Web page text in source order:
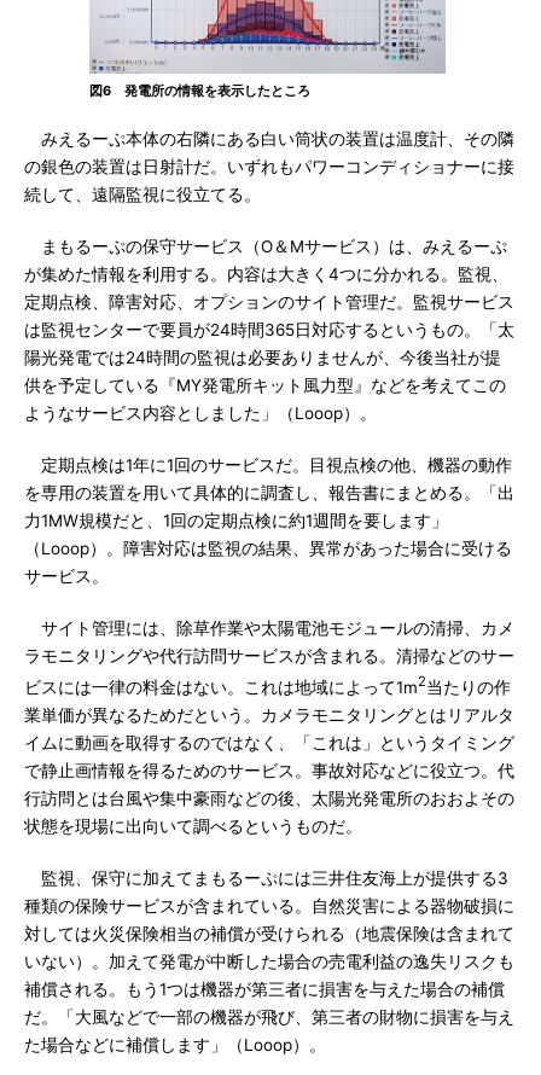
図6 発電所の情報を表示したところ
みえるーぷ本体の右隣にある白い筒状の装置は温度計、その隣
の銀色の装置は日射計だ。いずれもパワーコンディショナーに接
続して、遠隔監視に役立てる。
まもるーぷの保守サービス（O＆Mサービス）は、みえるーぷ
が集めた情報を利用する。内容は大きく4つに分かれる。監視、
定期点検、障害対応、オプションのサイト管理だ。監視サービス
は監視センターで要員が24時間365日対応するというもの。「太
陽光発電では24時間の監視は必要ありませんが、今後当社が提
供を予定している『MY発電所キット風力型』などを考えてこの
ようなサービス内容としました」（Looop）。
定期点検は1年に1回のサービスだ。目視点検の他、機器の動作
を専用の装置を用いて具体的に調査し、報告書にまとめる。「出
力1MW規模だと、1回の定期点検に約1週間を要します」
（Looop）。障害対応は監視の結果、異常があった場合に受ける
サービス。
サイト管理には、除草作業や太陽電池モジュールの清掃、カメ
ラモニタリングや代行訪問サービスが含まれる。清掃などのサー
ビスには一律の料金はない。これは地域によって1m2当たりの作
業単価が異なるためだという。カメラモニタリングとはリアルタ
イムに動画を取得するのではなく、「これは」というタイミング
で静止画情報を得るためのサービス。事故対応などに役立つ。代
行訪問とは台風や集中豪雨などの後、太陽光発電所のおおよその
状態を現場に出向いて調べるというものだ。
監視、保守に加えてまもるーぷには三井住友海上が提供する3
種類の保険サービスが含まれている。自然災害による器物破損に
対しては火災保険相当の補償が受けられる（地震保険は含まれて
いない）。加えて発電が中断した場合の売電利益の逸失リスクも
補償される。もう1つは機器が第三者に損害を与えた場合の補償
だ。「大風などで一部の機器が飛び、第三者の財物に損害を与え
た場合などに補償します」（Looop）。